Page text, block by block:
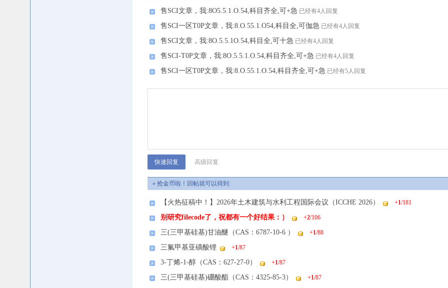
售SCI文章，我:8O5.5.1.O.54,科目齐全,可+急 已经有4人回复
售SCI一区T0P文章，我:8.O.55.1.O54,科目全,可伽急 已经有4人回复
售SCI文章，我:8O.5.5.1O.54,科目全,可十急 已经有4人回复
售SCI-T0P文章，我:8O.5.5.1.O.54,科目齐全,可+急 已经有4人回复
售SCI一区T0P文章，我:8.O.55.1.O.54,科目齐全,可+急 已经有5人回复
高级回复
» 抢金币啦！回帖就可以得到:
【火热征稿中！】2026年土木建筑与水利工程国际会议（ICCHE 2026） +1/181
别研究filecode了，祝都有一个好结果：） +2/106
三(三甲基硅基)甘油醚（CAS：6787-10-6 ） +1/88
三氟甲基亚磺酸锂 +1/87
3-丁烯-1-醇（CAS：627-27-0） +1/87
三(三甲基硅基)硼酸酯（CAS：4325-85-3） +1/87